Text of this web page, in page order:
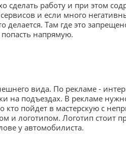
сделать работу и при этом
и если много
делается. Там где это
напрямую.
вида. По рекламе -
на подъездах. В рекламе
пойдет в мастерскую с
и логотипом. Логотип стоит
у автомобилиста.